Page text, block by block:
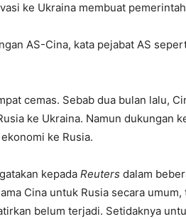
ke Ukraina membuat
AS-Cina, kata pejabat AS
cemas. Sebab dua bulan lalu,
ke Ukraina. Namun dukungan
ke Rusia.
kepada Reuters dalam
Cina untuk Rusia secara
belum terjadi. Setidaknya